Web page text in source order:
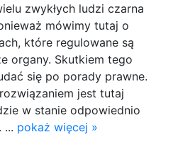
zwykłych ludzi czarna
mówimy tutaj o
które regulowane są
organy. Skutkiem tego
się po porady prawne.
jest tutaj
w stanie odpowiednio
... pokaż więcej »